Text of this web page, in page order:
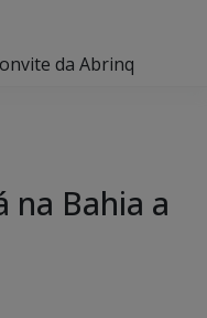
da Abrinq
na Bahia a